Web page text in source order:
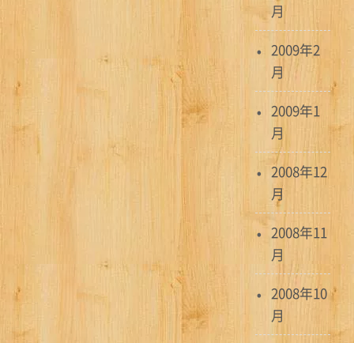
月
2009年2
月
2009年1
月
2008年12
月
2008年11
月
2008年10
月